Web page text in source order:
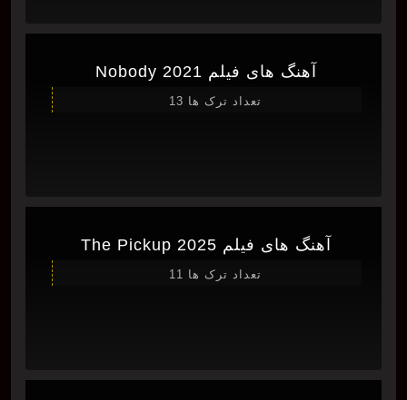
آهنگ های فیلم Nobody 2021
تعداد ترک ها 13
آهنگ های فیلم The Pickup 2025
تعداد ترک ها 11